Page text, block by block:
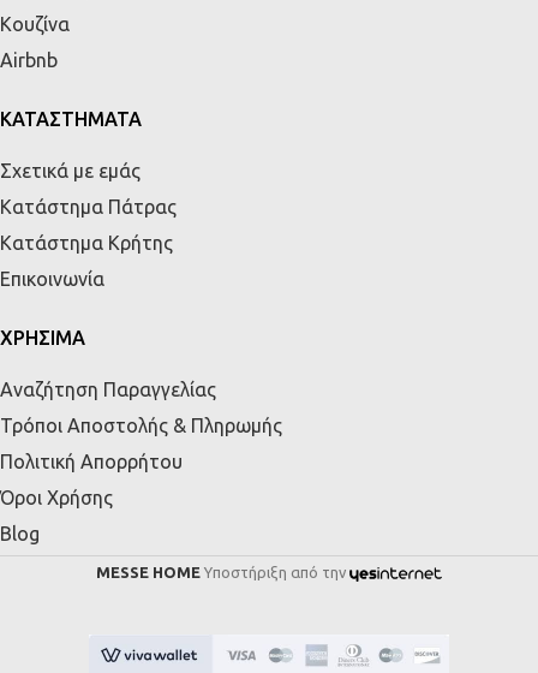
Κουζίνα
Airbnb
ΚΑΤΑΣΤΗΜΑΤΑ
Σχετικά με εμάς
Κατάστημα Πάτρας
Κατάστημα Κρήτης
Επικοινωνία
ΧΡΗΣΙΜΑ
Αναζήτηση Παραγγελίας
Τρόποι Αποστολής & Πληρωμής
Πολιτική Απορρήτου
Όροι Χρήσης
Blog
MESSE HOME Υποστήριξη από την